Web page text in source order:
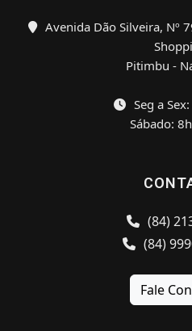
Avenida Dão Silveira, Nº
Pitimbu -
Seg a
Sábado:
(84)
(84)
Fale